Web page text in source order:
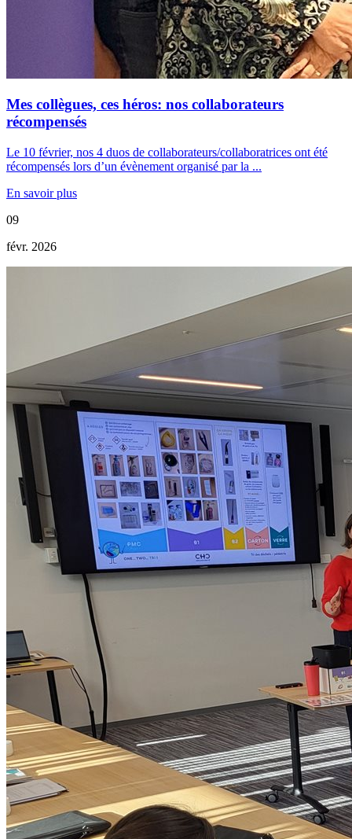
Mes collègues, ces héros: nos collaborateurs
récompensés
Le 10 février, nos 4 duos de collaborateurs/collaboratrices ont été
récompensés lors d’un évènement organisé par la ...
En savoir plus
09
févr. 2026